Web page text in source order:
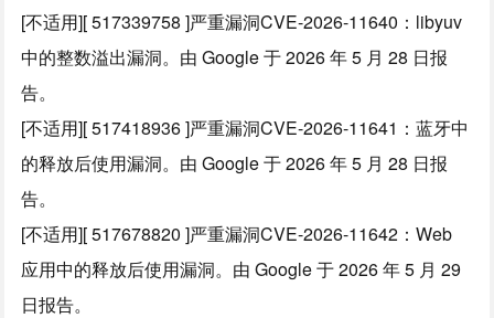
[不适用][ 517339758 ]严重漏洞CVE-2026-11640：libyuv
中的整数溢出漏洞。由 Google 于 2026 年 5 月 28 日报
告。
[不适用][ 517418936 ]严重漏洞CVE-2026-11641：蓝牙中
的释放后使用漏洞。由 Google 于 2026 年 5 月 28 日报
告。
[不适用][ 517678820 ]严重漏洞CVE-2026-11642：Web
应用中的释放后使用漏洞。由 Google 于 2026 年 5 月 29
日报告。